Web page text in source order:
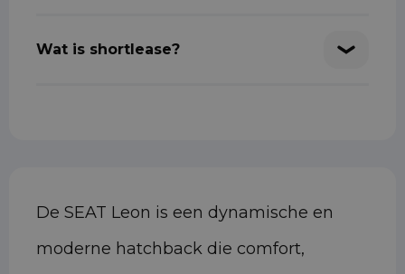
Wat is shortlease?
De SEAT Leon is een dynamische en
moderne hatchback die comfort,